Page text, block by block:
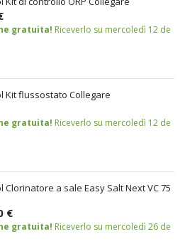
gratuita! Riceverlo su mercoledì 12 de
Kit flussostato Collegare
gratuita! Riceverlo su mercoledì 12 de
Clorinatore a sale Easy Salt Next VC 75
€
gratuita! Riceverlo su mercoledì 26 de